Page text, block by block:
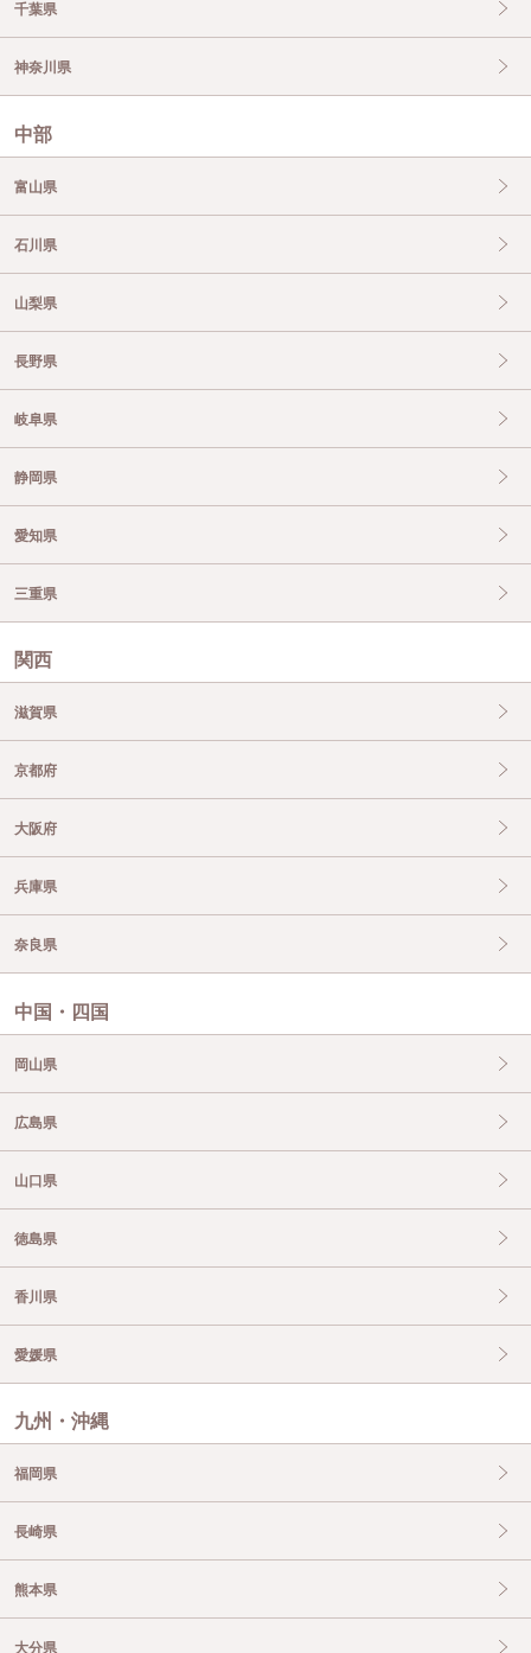
千葉県
神奈川県
中部
富山県
石川県
山梨県
長野県
岐阜県
静岡県
愛知県
三重県
関西
滋賀県
京都府
大阪府
兵庫県
奈良県
中国・四国
岡山県
広島県
山口県
徳島県
香川県
愛媛県
九州・沖縄
福岡県
長崎県
熊本県
大分県